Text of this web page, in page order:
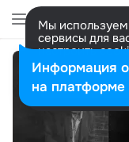
Мы
сервисы для
настроить
представитель.
Разрешить
Информация о
на